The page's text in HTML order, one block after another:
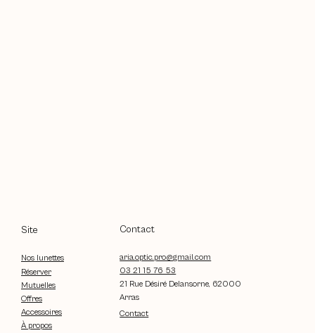
Site
Nos lunettes
Réserver
Mutuelles
Offres
Accessoires
À propos
Contact
Contact
aria.optic.pro@gmail.com
03 21 15 76 53
21 Rue Désiré Delansorne, 62000
Arras